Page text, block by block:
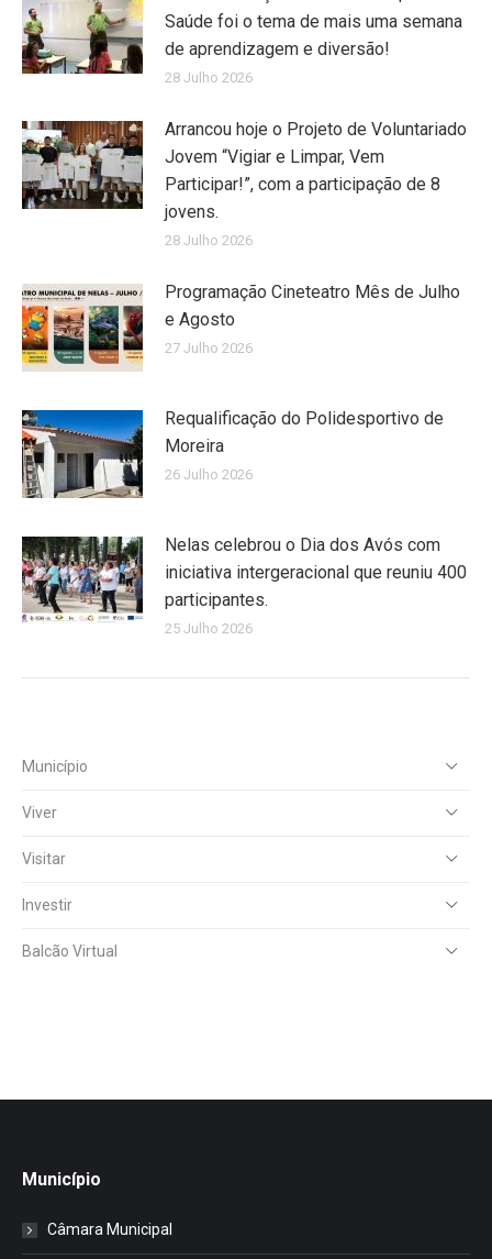
Saúde foi o tema de mais uma semana
de aprendizagem e diversão!
28 Julho 2026
Arrancou hoje o Projeto de Voluntariado
Jovem “Vigiar e Limpar, Vem
Participar!”, com a participação de 8
jovens.
28 Julho 2026
Programação Cineteatro Mês de Julho
e Agosto
27 Julho 2026
Requalificação do Polidesportivo de
Moreira
26 Julho 2026
Nelas celebrou o Dia dos Avós com
iniciativa intergeracional que reuniu 400
participantes.
25 Julho 2026
Município
Viver
Visitar
Investir
Balcão Virtual
Município
Câmara Municipal